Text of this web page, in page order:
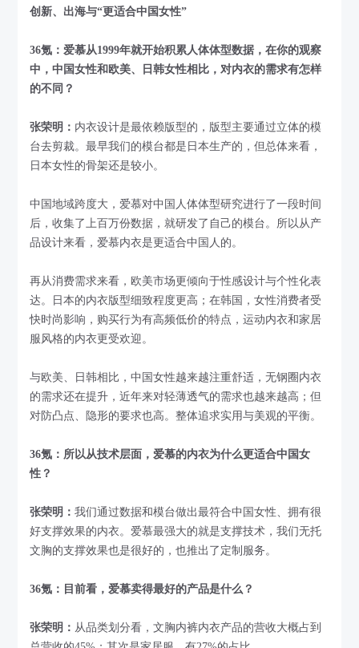
创新、出海与“更适合中国女性”
36氪：爱慕从1999年就开始积累人体体型数据，在你的观察
中，中国女性和欧美、日韩女性相比，对内衣的需求有怎样
的不同？
张荣明： 内衣设计是最依赖版型的，版型主要通过立体的模
台去剪裁。最早我们的模台都是日本生产的，但总体来看，
日本女性的骨架还是较小。
中国地域跨度大，爱慕对中国人体体型研究进行了一段时间
后，收集了上百万份数据，就研发了自己的模台。所以从产
品设计来看，爱慕内衣是更适合中国人的。
再从消费需求来看，欧美市场更倾向于性感设计与个性化表
达。日本的内衣版型细致程度更高；在韩国，女性消费者受
快时尚影响，购买行为有高频低价的特点，运动内衣和家居
服风格的内衣更受欢迎。
与欧美、日韩相比，中国女性越来越注重舒适，无钢圈内衣
的需求还在提升，近年来对轻薄透气的需求也越来越高；但
对防凸点、隐形的要求也高。整体追求实用与美观的平衡。
36氪：所以从技术层面，爱慕的内衣为什么更适合中国女
性？
张荣明：我们通过数据和模台做出最符合中国女性、拥有很
好支撑效果的内衣。爱慕最强大的就是支撑技术，我们无托
文胸的支撑效果也是很好的，也推出了定制服务。
36氪：目前看，爱慕卖得最好的产品是什么？
张荣明： 从品类划分看，文胸内裤内衣产品的营收大概占到